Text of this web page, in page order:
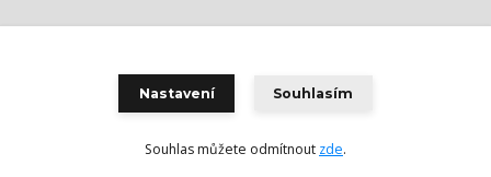
Vytvořeno na Eshop-rychle.cz
Nastavení Souhlasím
Souhlas můžete odmítnout zde.